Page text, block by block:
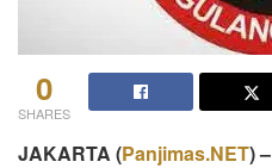
0
SHARES
JAKARTA (Panjimas.NET) –